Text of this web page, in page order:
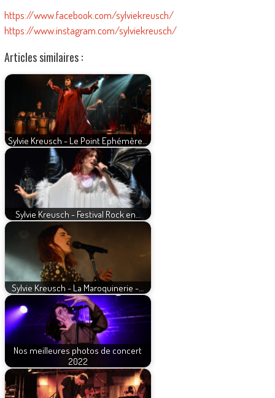
https://www.facebook.com/sylviekreusch/
https://www.instagram.com/sylviekreusch/
Articles similaires :
Sylvie Kreusch - Le Point Ephémère…
Sylvie Kreusch - Festival Rock en…
Sylvie Kreusch - La Maroquinerie -…
Nos meilleures photos de concert
2022